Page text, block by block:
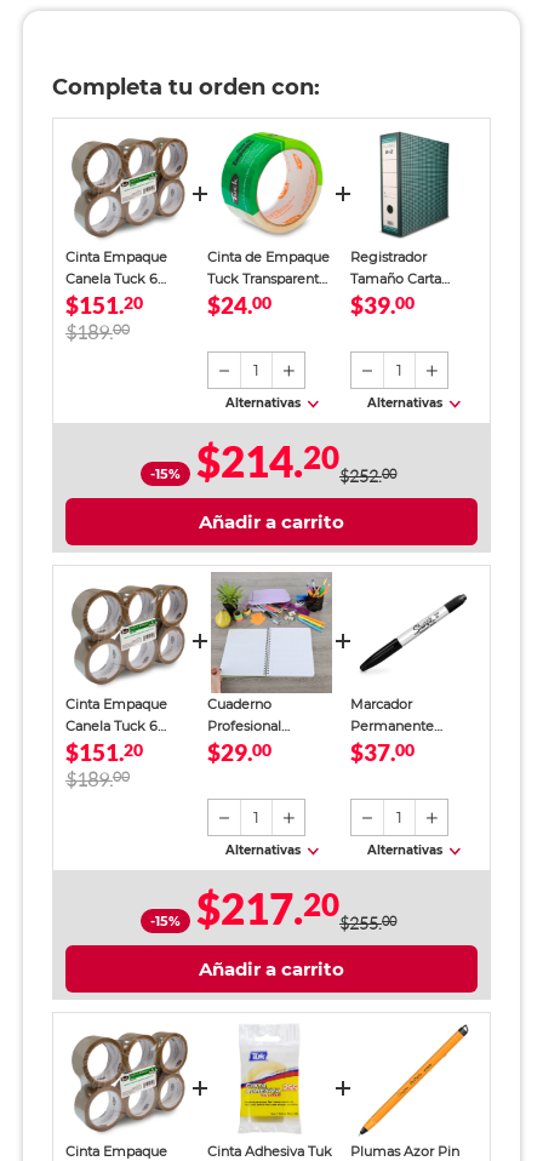
Completa tu orden con:
Cinta Empaque
Canela Tuck 6
piezas
$151.20
$189.00
Cinta de Empaque
Tuck Transparente
48 mm x 50 m 1
$24.00
1
Alternativas
Registrador
Tamaño Carta
Office Depot
$39.00
1
Alternativas
-15% $214.20$252.00
Añadir a carrito
Cinta Empaque
Canela Tuck 6
piezas
$151.20
$189.00
Cuaderno
Profesional
SkyBook Go Plus
$29.00
1
Alternativas
Marcador
Permanente
Sharpie Doble
$37.00
1
Alternativas
-15% $217.20$255.00
Añadir a carrito
Cinta Empaque
Cinta Adhesiva Tuk
Plumas Azor Pin